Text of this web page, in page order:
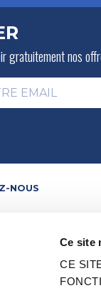
Ce site
CE
gratuitementnos
NOUS
09h00 –